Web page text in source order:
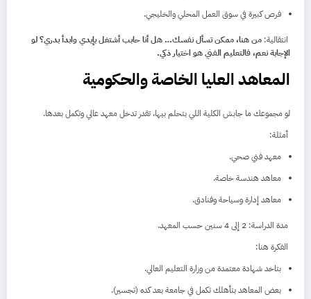
فرص كبيرة في سوق العمل المحلي والخليجي.
انتقالية: من هنا، ممكن تسأل نفسك… هل أنا حابب أشتغل بإيدي وابدأ بدري؟ لو
الإجابة نعم، فالتعليم الفني هو اختيار ذكي.
المعاهد العليا الخاصة والحكومية
لو مجموعك ما جابش الكلية اللي بتحلم بيها، تقدر تدخل معهد عالي وتكمل بعدها.
أمثلة:
معهد فني صحي.
معاهد هندسة خاصة.
معاهد إدارة وسياحة وفنادق.
مدة الدراسة: 2 إلى 4 سنين حسب المعهد.
الفكرة هنا:
بتاخد شهادة معتمدة من وزارة التعليم العالي.
بعض المعاهد بتأهلك تكمل في جامعة بعد كده (تجسير).